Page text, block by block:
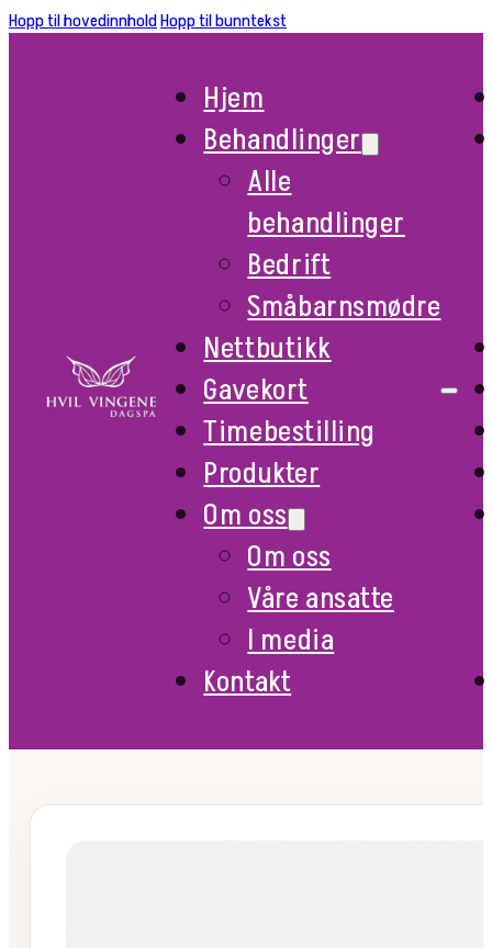
Hopp til hovedinnholdHopp til bunntekst
Hjem
Behandlinger
Alle
behandlinger
Bedrift
Småbarnsmødre
Nettbutikk
Gavekort
Timebestilling
Produkter
Om oss
Om oss
Våre ansatte
I media
Kontakt